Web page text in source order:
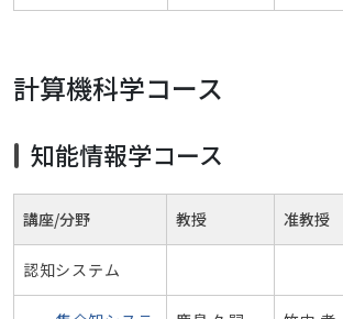
計算機科学コース
知能情報学コース
講座/分野 教授 准教授
認知システム